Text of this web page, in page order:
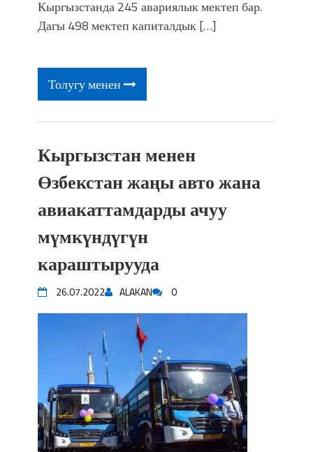
Park'ка 30 миң адам чогулду
Кыргызстанда 245 авариялык мектеп бар.
Дагы 498 мектеп капиталдык […]
Толугу менен
Кыргызстан менен
Өзбекстан жаңы авто жана
авиакаттамдарды ачуу
мүмкүндүгүн
караштырууда
26.07.2022 ALAKAN 0